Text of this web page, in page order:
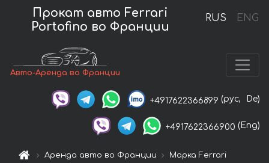
RUS ENG
Прокат авто Ferrari
Portofino во Франции
Авто-Аренда во Франции
+4917622366899 (рус, De)
+4917622366900 (Eng)
Аренда авто во Франции
Марка Ferrari